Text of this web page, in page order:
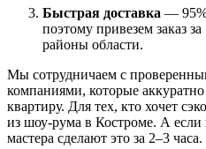
Быстрая доставка — 95%
поэтому привезем заказ
районы области.
Мы сотрудничаем с
компаниями, которые аккуратно
квартиру. Для тех, кто хочет
из шоу-рума в Костроме. А если
мастера сделают это за 2–3 часа.